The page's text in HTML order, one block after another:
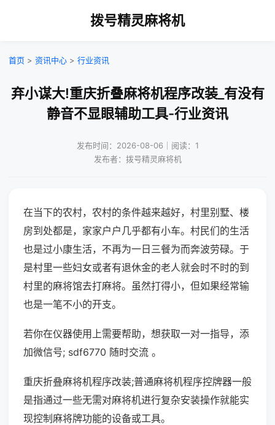
拨号精灵麻将机
首页 > 资讯中心 > 行业资讯
弃小谋大!重庆折叠麻将机程序改装_有没有
静音不显眼辅助工具-行业资讯
发布时间：2026-08-06｜阅读：1
发布者：拨号精灵麻将机
在当下的农村，农村的条件越来越好，村里别墅、楼
房到处都是，家家户户几乎都有小车。村民们的生活
也是过小康生活，不再为一日三餐为而奔波劳碌。于
是村里一些妇女或者有退休金的老人就会时不时的到
村里的麻将馆去打麻将。虽然打得小，但如果经常输
也是一笔不小的开支。
若你在仪器使用上需要帮助，想获取一对一指导，添
加微信号; sdf6770 随时交流 。
重庆折叠麻将机程序改装;普通麻将机程序控牌器一般
是指通过一些无需对麻将机进行复杂安装操作就能实
现控制麻将牌功能的设备或工具。